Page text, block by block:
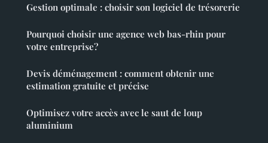
Gestion optimale : choisir son logiciel de trésorerie
Pourquoi choisir une agence web bas-rhin pour
votre entreprise?
Devis déménagement : comment obtenir une
estimation gratuite et précise
Optimisez votre accès avec le saut de loup
aluminium